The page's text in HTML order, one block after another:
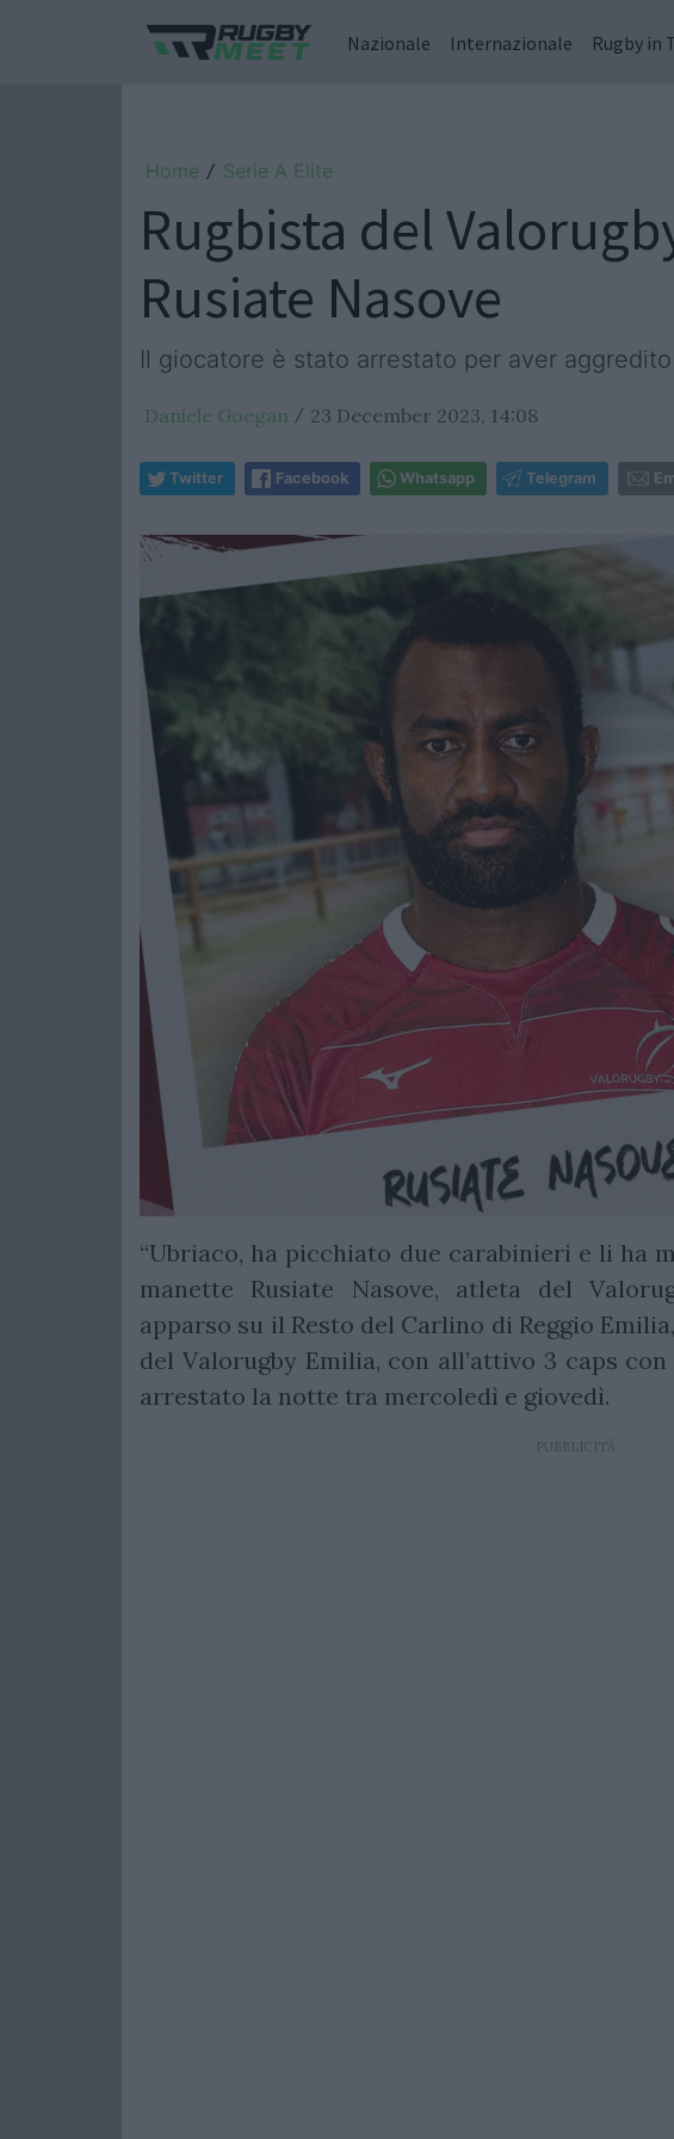
Nazionale Internazionale Rugby in
Home / Serie A Elite
Rugbista del
Rusiate Nasove
Il giocatore è stato arrestato per aver
Daniele Goegan / 23 December 2023, 14:08
Twitter Facebook Whatsapp Telegram
“Ubriaco, ha picchiato due carabinieri e li ha
manette Rusiate Nasove, atleta del
apparso su il Resto del Carlino di Reggio
del Valorugby Emilia, con all’attivo 3 caps
arrestato la notte tra mercoledì e giovedì.